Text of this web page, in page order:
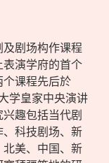
剧场构作课程
演学府的首个
课程先后於
学皇家中央演讲
趣包括当代剧
科技剧场、新
美、中国、新